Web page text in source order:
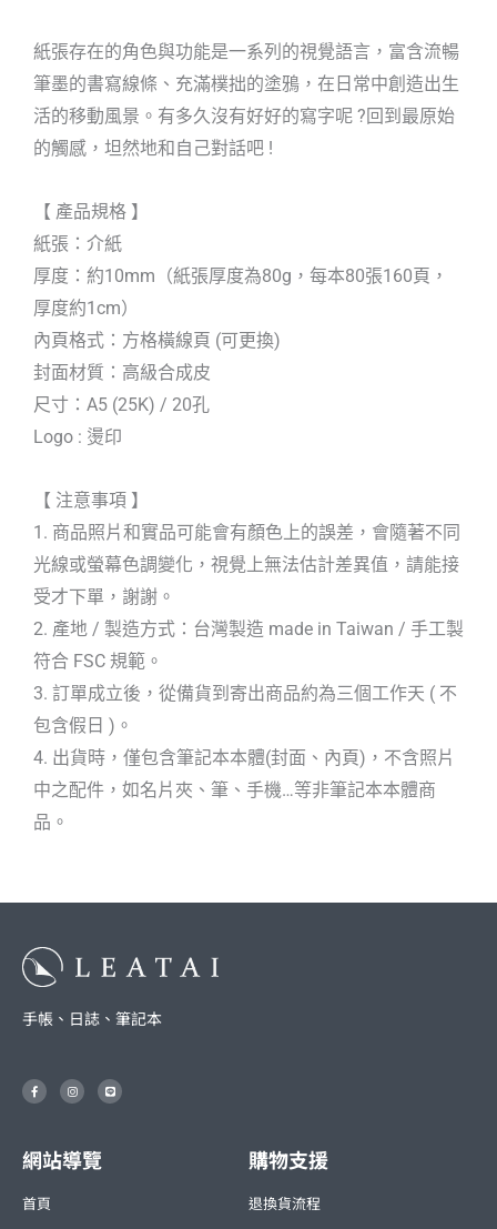
紙張存在的角色與功能是一系列的視覺語言，富含流暢
筆墨的書寫線條、充滿樸拙的塗鴉，在日常中創造出生
活的移動風景。有多久沒有好好的寫字呢 ?回到最原始
的觸感，坦然地和自己對話吧 !
【 產品規格 】
紙張：介紙
厚度：約10mm（紙張厚度為80g，每本80張160頁，
厚度約1cm）
內頁格式：方格橫線頁 (可更換)
封面材質：高級合成皮
尺寸：A5 (25K) / 20孔
Logo : 燙印
【 注意事項 】
1. 商品照片和實品可能會有顏色上的誤差，會隨著不同
光線或螢幕色調變化，視覺上無法估計差異值，請能接
受才下單，謝謝。
2. 產地 / 製造方式：台灣製造 made in Taiwan / 手工製
符合 FSC 規範。
3. 訂單成立後，從備貨到寄出商品約為三個工作天 ( 不
包含假日 )。
4. 出貨時，僅包含筆記本本體(封面、內頁)，不含照片
中之配件，如名片夾、筆、手機…等非筆記本本體商
品。
手帳、日誌、筆記本
F
a
c
k
-
I
n
s
r
a
m
L
i
n
網站導覽
首頁
購物支援
退換貨流程